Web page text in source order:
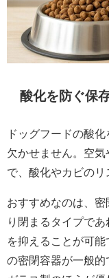
酸化を防ぐ保
ドッグフードの酸
欠かせません。空
で、酸化やカビのリ
おすすめなのは、
り閉まるタイプで
を抑えることが可
の密閉容器が一般